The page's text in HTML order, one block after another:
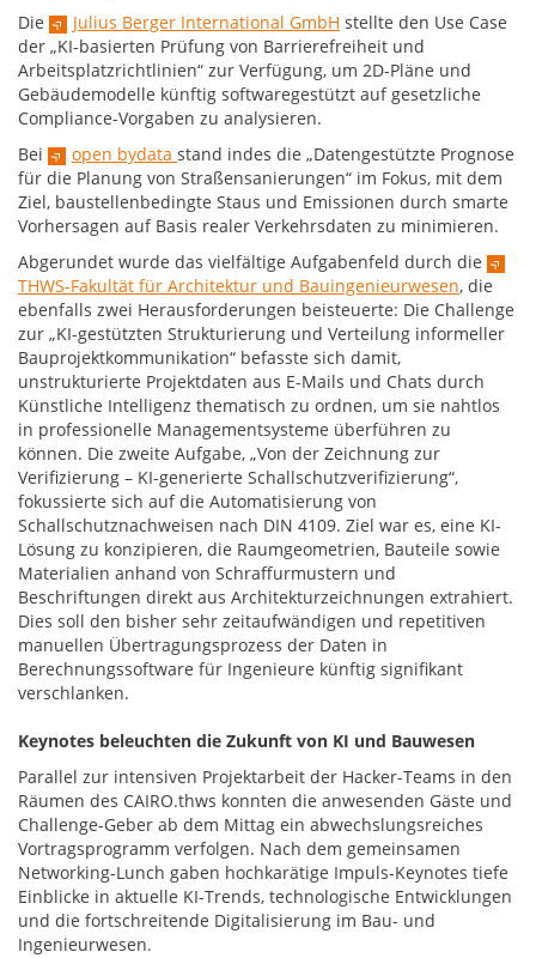
Die
Julius Berger International GmbH stellte den Use Case
der „KI-basierten Prüfung von Barrierefreiheit und
Arbeitsplatzrichtlinien“ zur Verfügung, um 2D-Pläne und
Gebäudemodelle künftig softwaregestützt auf gesetzliche
Compliance-Vorgaben zu analysieren.
Bei
open bydata stand indes die „Datengestützte Prognose
für die Planung von Straßensanierungen“ im Fokus, mit dem
Ziel, baustellenbedingte Staus und Emissionen durch smarte
Vorhersagen auf Basis realer Verkehrsdaten zu minimieren.
Abgerundet wurde das vielfältige Aufgabenfeld durch die
THWS-Fakultät für Architektur und Bauingenieurwesen, die
ebenfalls zwei Herausforderungen beisteuerte: Die Challenge
zur „KI-gestützten Strukturierung und Verteilung informeller
Bauprojektkommunikation“ befasste sich damit,
unstrukturierte Projektdaten aus E-Mails und Chats durch
Künstliche Intelligenz thematisch zu ordnen, um sie nahtlos
in professionelle Managementsysteme überführen zu
können. Die zweite Aufgabe, „Von der Zeichnung zur
Verifizierung – KI-generierte Schallschutzverifizierung“,
fokussierte sich auf die Automatisierung von
Schallschutznachweisen nach DIN 4109. Ziel war es, eine KI-
Lösung zu konzipieren, die Raumgeometrien, Bauteile sowie
Materialien anhand von Schraffurmustern und
Beschriftungen direkt aus Architekturzeichnungen extrahiert.
Dies soll den bisher sehr zeitaufwändigen und repetitiven
manuellen Übertragungsprozess der Daten in
Berechnungssoftware für Ingenieure künftig signifikant
verschlanken.
Keynotes beleuchten die Zukunft von KI und Bauwesen
Parallel zur intensiven Projektarbeit der Hacker-Teams in den
Räumen des CAIRO.thws konnten die anwesenden Gäste und
Challenge-Geber ab dem Mittag ein abwechslungsreiches
Vortragsprogramm verfolgen. Nach dem gemeinsamen
Networking-Lunch gaben hochkarätige Impuls-Keynotes tiefe
Einblicke in aktuelle KI-Trends, technologische Entwicklungen
und die fortschreitende Digitalisierung im Bau- und
Ingenieurwesen.